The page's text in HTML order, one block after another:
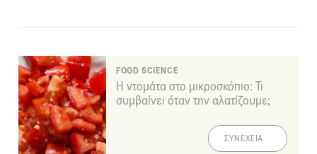
FOOD SCIENCE
Η ντομάτα στο μικροσκόπιο: Τι
συμβαίνει όταν την αλατίζουμε;
ΣΥΝΕΧΕΙΑ